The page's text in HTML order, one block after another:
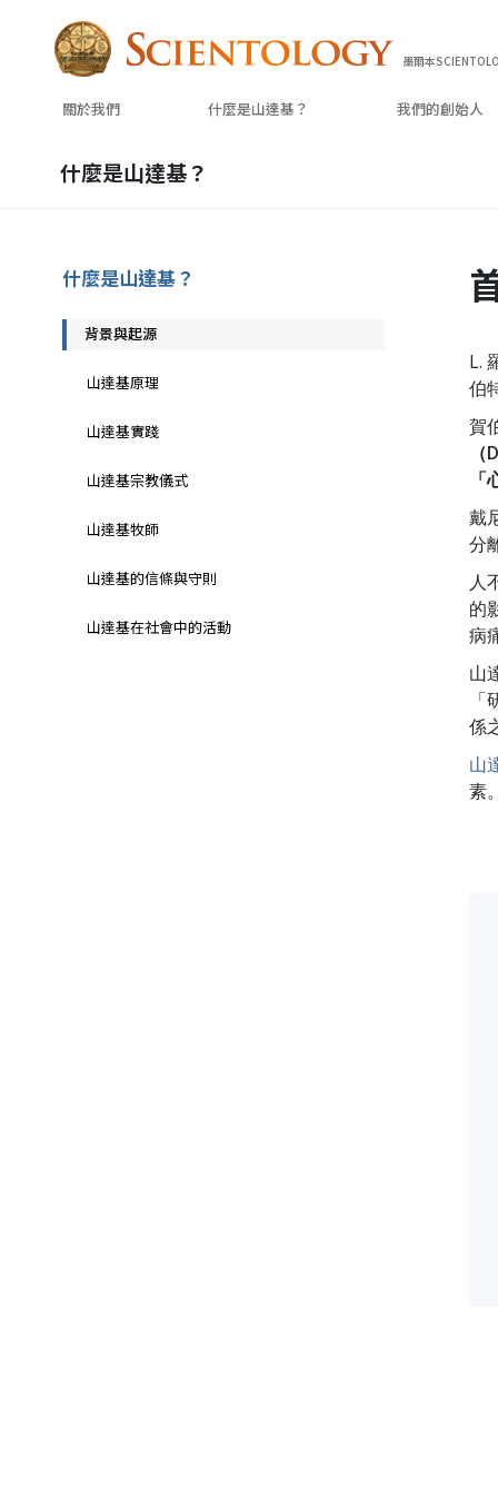
墨爾本
關於我們 什麼是山達基？ 我們的創始人
什麼是山達基？
L.
伯
賀
戴
分
人
的
病
山
係
山
素
什麼是山達基？
背景與起源
山達基原理
山達基實踐
山達基宗教儀式
山達基牧師
山達基的信條與守則
山達基在社會中的活動